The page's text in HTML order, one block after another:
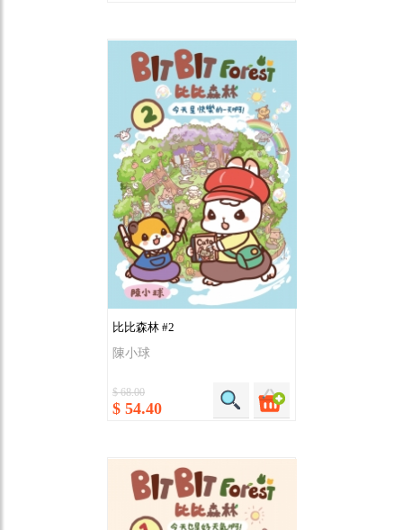
比比森林 #2
陳小球
$ 68.00
$ 54.40